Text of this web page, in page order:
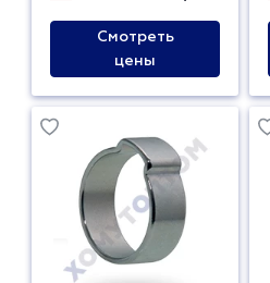
Смотреть
цены